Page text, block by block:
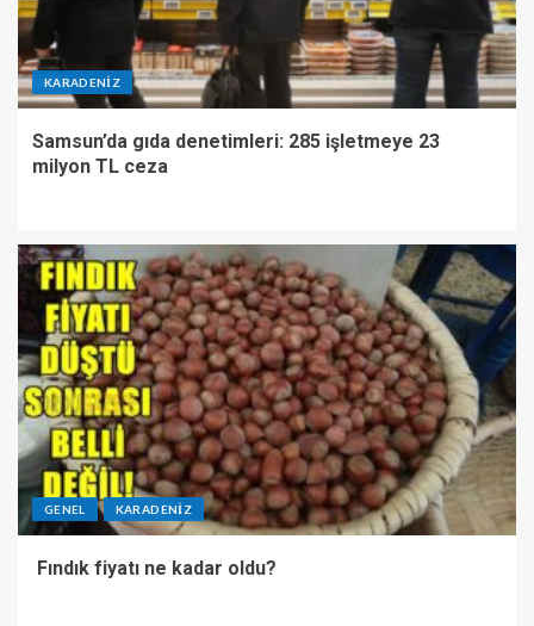
KARADENIZ
Samsun’da gıda denetimleri: 285 işletmeye 23
milyon TL ceza
GENEL KARADENIZ
Fındık fiyatı ne kadar oldu?